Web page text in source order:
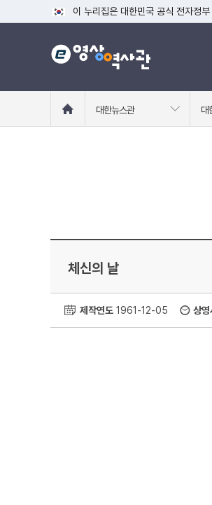
이 누리집은 대한민국 공식 전자정
공식 누리집 주소 확인하기
go.kr 주소를 사용하는 누리집은 대
로
대한뉴스관 대
체신의 날
제작연도 1961-12-05 상영